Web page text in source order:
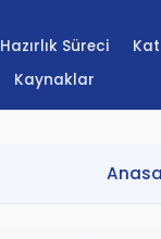
Hazırlık Süreci
Kaynaklar